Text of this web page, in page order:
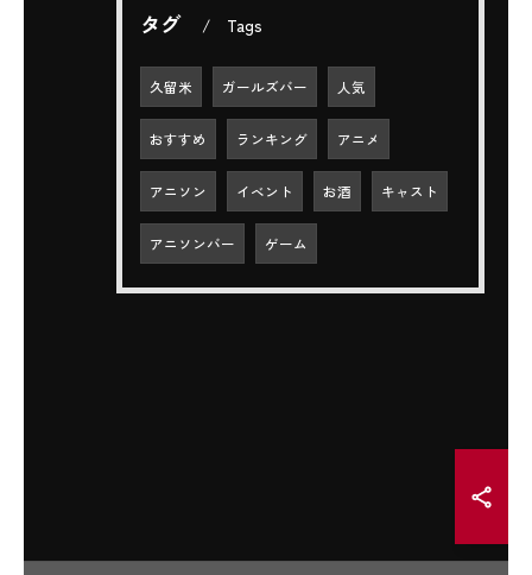
タグ Tags
久留米 ガールズバー 人気
おすすめ ランキング アニメ
アニソン イベント お酒 キャスト
アニソンバー ゲーム